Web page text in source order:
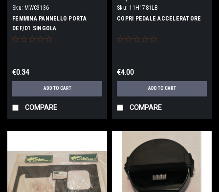
Sku: MWC3136
FEMMINA PANNELLO PORTA
DEF/D1 SINGOLA
€0.34
ADD TO CART
COMPARE
Sku: 11H1781LB
COPRI PEDALE ACCELERATORE
€4.00
ADD TO CART
COMPARE